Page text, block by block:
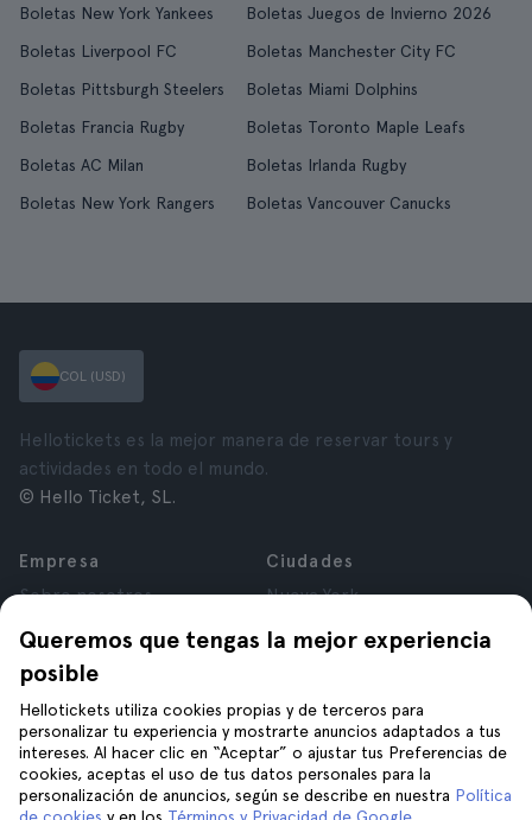
Boletas New York Yankees
Boletas Juegos de Invierno 2026
Boletas Liverpool FC
Boletas Manchester City FC
Boletas Pittsburgh Steelers
Boletas Miami Dolphins
Boletas Francia Rugby
Boletas Toronto Maple Leafs
Boletas AC Milan
Boletas Irlanda Rugby
Boletas New York Rangers
Boletas Vancouver Canucks
Queremos que tengas la mejor experiencia
posible
Hellotickets utiliza cookies propias y de terceros para
personalizar tu experiencia y mostrarte anuncios adaptados a tus
intereses. Al hacer clic en “Aceptar” o ajustar tus Preferencias de
cookies, aceptas el uso de tus datos personales para la
personalización de anuncios, según se describe en nuestra Política
COL (USD)
Hellotickets es la mejor manera de reservar tours y
actividades en todo el mundo.
© Hello Ticket, SL.
Empresa
Sobre nosotros
Afiliados
Opiniones
Privacidad
Términos y Condiciones
Aviso Legal
Cookies
Ciudades
Nueva York
París
Granada
Cracovia
Tenerife